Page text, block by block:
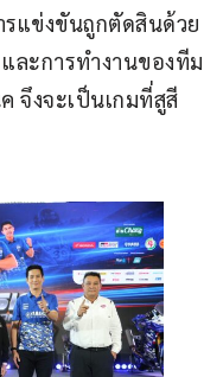
แข่งขันถูกตัดสินด้วย
ละการทำงานของทีม
จึงจะเป็นเกมที่สูสี